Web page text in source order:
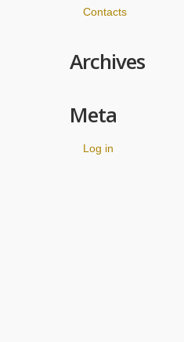
Contacts
Archives
Meta
Log in